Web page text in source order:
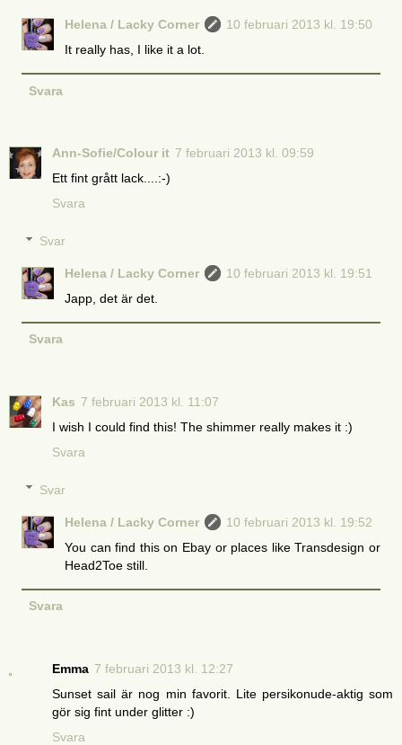
Helena / Lacky Corner
10 februari 2013 kl. 19:50
It really has, I like it a lot.
Svara
Ann-Sofie/Colour it 7 februari 2013 kl. 09:59
Ett fint grått lack....:-)
Svara
Svar
Helena / Lacky Corner
10 februari 2013 kl. 19:51
Japp, det är det.
Svara
Kas 7 februari 2013 kl. 11:07
I wish I could find this! The shimmer really makes it :)
Svara
Svar
Helena / Lacky Corner
10 februari 2013 kl. 19:52
You can find this on Ebay or places like Transdesign or
Head2Toe still.
Svara
Emma 7 februari 2013 kl. 12:27
Sunset sail är nog min favorit. Lite persikonude-aktig som
gör sig fint under glitter :)
Svara